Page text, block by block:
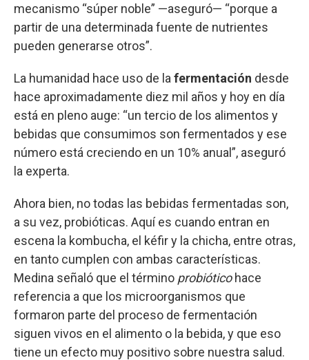
mecanismo “súper noble” —aseguró— “porque a
partir de una determinada fuente de nutrientes
pueden generarse otros”.
La humanidad hace uso de la fermentación desde
hace aproximadamente diez mil años y hoy en día
está en pleno auge: “un tercio de los alimentos y
bebidas que consumimos son fermentados y ese
número está creciendo en un 10% anual”, aseguró
la experta.
Ahora bien, no todas las bebidas fermentadas son,
a su vez, probióticas. Aquí es cuando entran en
escena la kombucha, el kéfir y la chicha, entre otras,
en tanto cumplen con ambas características.
Medina señaló que el término probióticohace
referencia a que los microorganismos que
formaron parte del proceso de fermentación
siguen vivos en el alimento o la bebida, y que eso
tiene un efecto muy positivo sobre nuestra salud.